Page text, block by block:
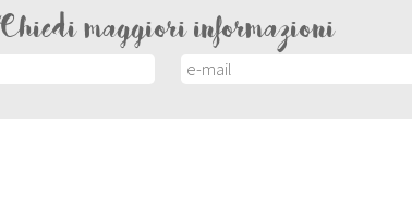
Chiedi maggiori informazioni